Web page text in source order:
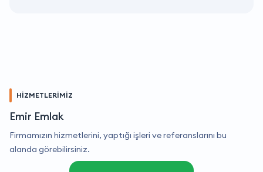
HİZMETLERİMİZ
Emir Emlak
Firmamızın hizmetlerini, yaptığı işleri ve referanslarını bu
alanda görebilirsiniz.